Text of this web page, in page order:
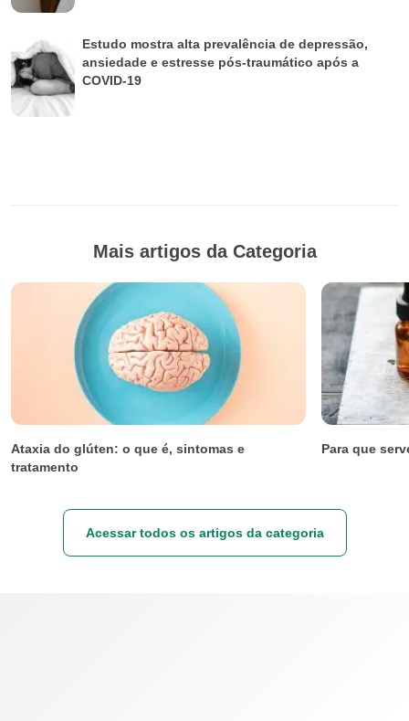
Estudo mostra alta prevalência de depressão,
ansiedade e estresse pós-traumático após a
COVID-19
Mais artigos da Categoria
Ataxia do glúten: o que é, sintomas e
tratamento
Para que
Acessar todos os artigos da categoria